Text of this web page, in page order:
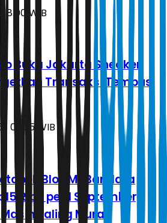
WIB
Buka Jakarta Sneaker
Transaksi Tembus
| 03.35 WIB
Blok M–Bandara
Ribu per 1 September,
Paling Murah